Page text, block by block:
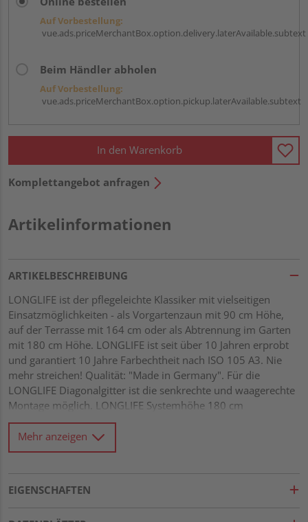
Auf Vorbestellung:
vue.ads.priceMerchantBox.option.delivery.laterAvailable.subtext
Beim Händler abholen
Auf Vorbestellung:
vue.ads.priceMerchantBox.option.pickup.laterAvailable.subtext
In den Warenkorb
Komplettangebot anfragen
Artikelinformationen
ARTIKELBESCHREIBUNG
LONGLIFE ist der pflegeleichte Klassiker mit vielseitigen
Einsatzmöglichkeiten - als Vorgartenzaun mit 90 cm Höhe,
auf der Terrasse mit 164 cm oder als Abtrennung im Garten
mit 180 cm Höhe. LONGLIFE ist seit über 10 Jahren erprobt
und garantiert 10 Jahre Farbechtheit nach ISO 105 A3. Nie
mehr streichen! Qualität: "Made in Germany". Für die
LONGLIFE Diagonalgitter ist die senkrechte und waagerechte
Montage möglich. LONGLIFE Systemhöhe 180 cm
hochwertiger Fenster-Kunststoff, weiß Leisten 5 x 30 mm im
Rahmen geheftet und untereinander verklebt Maschenweite
ca. 40 x 40 mm
Mehr anzeigen
EIGENSCHAFTEN